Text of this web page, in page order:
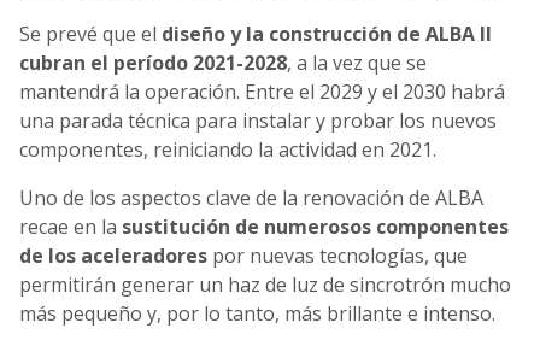
Se prevé que el diseño y la construcción de ALBA II
cubran el período 2021-2028, a la vez que se
mantendrá la operación. Entre el 2029 y el 2030 habrá
una parada técnica para instalar y probar los nuevos
componentes, reiniciando la actividad en 2021.
Uno de los aspectos clave de la renovación de ALBA
recae en la sustitución de numerosos componentes
de los aceleradores por nuevas tecnologías, que
permitirán generar un haz de luz de sincrotrón mucho
más pequeño y, por lo tanto, más brillante e intenso.